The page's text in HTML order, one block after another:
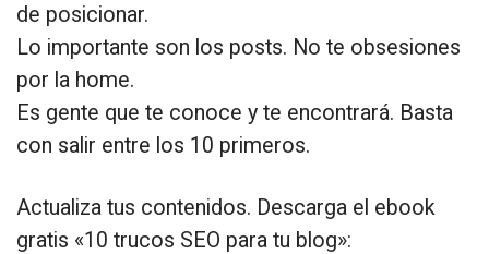
de posicionar.
Lo importante son los posts. No te obsesiones
por la home.
Es gente que te conoce y te encontrará. Basta
con salir entre los 10 primeros.
Actualiza tus contenidos. Descarga el ebook
gratis «10 trucos SEO para tu blog»: